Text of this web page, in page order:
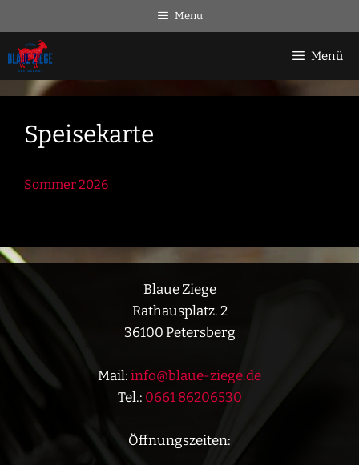
Inhalt
springen
Menu
Menü
Speisekarte
Som­mer 2026
Blaue Ziege
Rathausplatz. 2
36100 Petersberg
Mail:info@blaue-ziege.de
Tel.: 0661 86206530
Öffnungszeiten: